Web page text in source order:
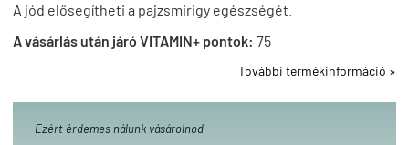
A jód elősegítheti a pajzsmirigy egészségét.
A vásárlás után járó VITAMIN+ pontok: 75
További termékinformáció »
Ezért érdemes nálunk vásárolnod